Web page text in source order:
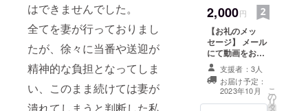
はできませんでした。
全てを妻が行っておりまし
たが、徐々に当番や送迎が
精神的な負担となってしま
い、このまま続けては妻が
2,000円
【お礼のメッ
セージ】 メール
にて動画をお送
りするか、イン
スタ内でお礼の
メッセージをし
ます。 備考欄に
ご希望を記載く
支援者：3人
お届け予定：
2023年10月
こ
の
リ
タ